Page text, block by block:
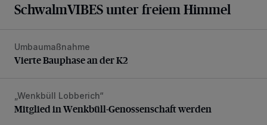
SchwalmVIBES unter freiem Himmel
Vierte Bauphase an der K2
Umbaumaßnahme
Vierte Bauphase an der K2
Mitglied in Wenkbüll-Genossenschaft werden
„Wenkbüll Lobberich“
Mitglied in Wenkbüll-Genossenschaft werden